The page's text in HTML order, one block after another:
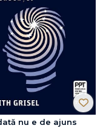
nu e de ajuns